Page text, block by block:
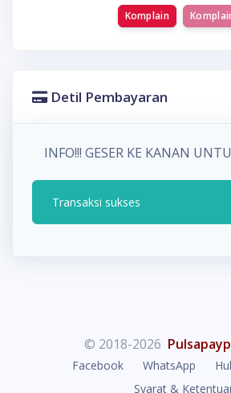
Komplain
Detil Pembayaran
INFO!!! GESER KE KANAN
Transaksi sukses
© 2018-2026
Facebook WhatsApp
Syarat &